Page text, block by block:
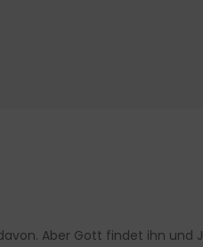
Aber Gott findet ihn